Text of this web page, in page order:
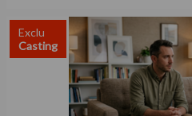
Exclu
Casting